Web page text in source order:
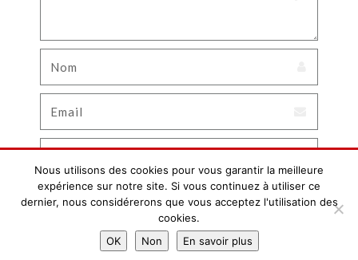
Nous utilisons des cookies pour vous garantir la meilleure
expérience sur notre site. Si vous continuez à utiliser ce
dernier, nous considérerons que vous acceptez l'utilisation des
cookies.
OK
Non En savoir plus